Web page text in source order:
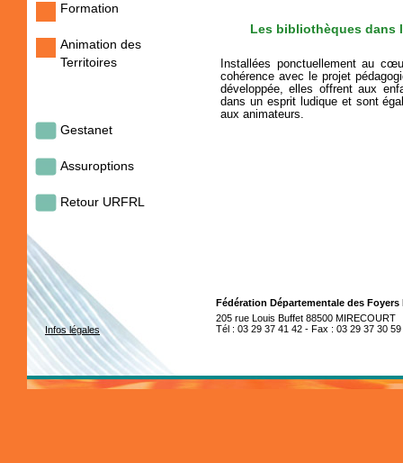
Formation
Animation des
Territoires
Gestanet
Assuroptions
Retour URFRL
Les bibliothèques dans
Installées ponctuellement au
cohérence avec le projet
développée, elles offrent aux
dans un esprit ludique et sont
aux animateurs.
Infos légales
Fédération Départementale des Foyers
205 rue Louis Buffet 88500 MIRECOURT
Tél : 03 29 37 41 42 - Fax : 03 29 37 30